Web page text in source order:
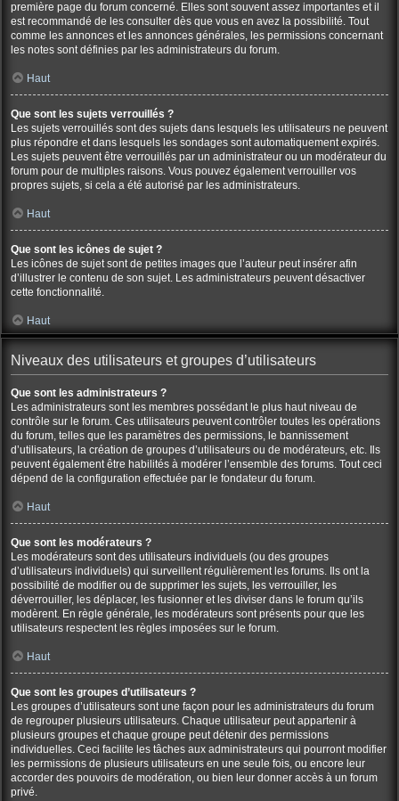
première page du forum concerné. Elles sont souvent assez importantes et il
est recommandé de les consulter dès que vous en avez la possibilité. Tout
comme les annonces et les annonces générales, les permissions concernant
les notes sont définies par les administrateurs du forum.
Haut
Que sont les sujets verrouillés ?
Les sujets verrouillés sont des sujets dans lesquels les utilisateurs ne peuvent
plus répondre et dans lesquels les sondages sont automatiquement expirés.
Les sujets peuvent être verrouillés par un administrateur ou un modérateur du
forum pour de multiples raisons. Vous pouvez également verrouiller vos
propres sujets, si cela a été autorisé par les administrateurs.
Haut
Que sont les icônes de sujet ?
Les icônes de sujet sont de petites images que l’auteur peut insérer afin
d’illustrer le contenu de son sujet. Les administrateurs peuvent désactiver
cette fonctionnalité.
Haut
Niveaux des utilisateurs et groupes d’utilisateurs
Que sont les administrateurs ?
Les administrateurs sont les membres possédant le plus haut niveau de
contrôle sur le forum. Ces utilisateurs peuvent contrôler toutes les opérations
du forum, telles que les paramètres des permissions, le bannissement
d’utilisateurs, la création de groupes d’utilisateurs ou de modérateurs, etc. Ils
peuvent également être habilités à modérer l’ensemble des forums. Tout ceci
dépend de la configuration effectuée par le fondateur du forum.
Haut
Que sont les modérateurs ?
Les modérateurs sont des utilisateurs individuels (ou des groupes
d’utilisateurs individuels) qui surveillent régulièrement les forums. Ils ont la
possibilité de modifier ou de supprimer les sujets, les verrouiller, les
déverrouiller, les déplacer, les fusionner et les diviser dans le forum qu’ils
modèrent. En règle générale, les modérateurs sont présents pour que les
utilisateurs respectent les règles imposées sur le forum.
Haut
Que sont les groupes d’utilisateurs ?
Les groupes d’utilisateurs sont une façon pour les administrateurs du forum
de regrouper plusieurs utilisateurs. Chaque utilisateur peut appartenir à
plusieurs groupes et chaque groupe peut détenir des permissions
individuelles. Ceci facilite les tâches aux administrateurs qui pourront modifier
les permissions de plusieurs utilisateurs en une seule fois, ou encore leur
accorder des pouvoirs de modération, ou bien leur donner accès à un forum
privé.